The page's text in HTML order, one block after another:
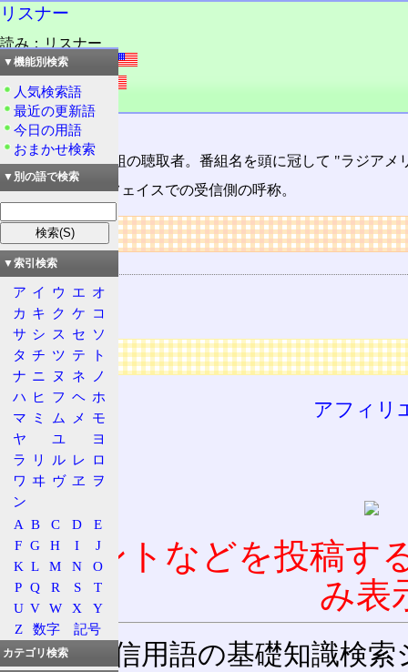
リスナー
読み：リスナー
外語：listener
発音：lísnər
品詞：名詞
聴取者。
例えばラジオ番組の聴取者。番組名を頭に冠して "ラジア
GP-IBインターフェイスでの受信側の呼称。
リンク
関連する用語
ラジオ
GP-IB
広告
アフィリ
コメントなどを投稿す
み表
通信用語の基礎知識検
▼機能別検索
人気検索語
最近の更新語
今日の用語
おまかせ検索
▼別の語で検索
▼索引検索
ア イ ウ エ オ
カ キ ク ケ コ
サ シ ス セ ソ
タ チ ツ テ
ト
ナ ニ ヌ ネ
ノ
ハ ヒ フ ヘ ホ
マ ミ ム メ
モ
ヤ
ユ
ヨ
ラ
リ ル レ ロ
ワ ヰ ヴ ヱ
ヲ
ン
A B C D
E
F G H I
J
K L M N
O
P Q R S
T
U V W X
Y
Z
数字 記号
カテゴリ検索